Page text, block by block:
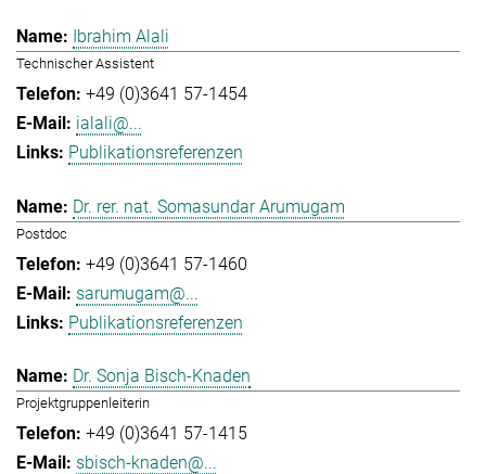
Ibrahim Alali
Technischer Assistent
+49 (0)3641 57-1454
ialali@...
Publikationsreferenzen
Dr. rer. nat. Somasundar Arumugam
Postdoc
+49 (0)3641 57-1460
sarumugam@...
Publikationsreferenzen
Dr. Sonja Bisch-Knaden
Projektgruppenleiterin
+49 (0)3641 57-1415
sbisch-knaden@...